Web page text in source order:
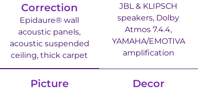
Correction
Epidaure® wall
acoustic panels,
acoustic suspended
ceiling, thick carpet
JBL & KLIPSCH
speakers, Dolby
Atmos 7.4.4,
YAMAHA/EMOTIVA
amplification
Picture Decor